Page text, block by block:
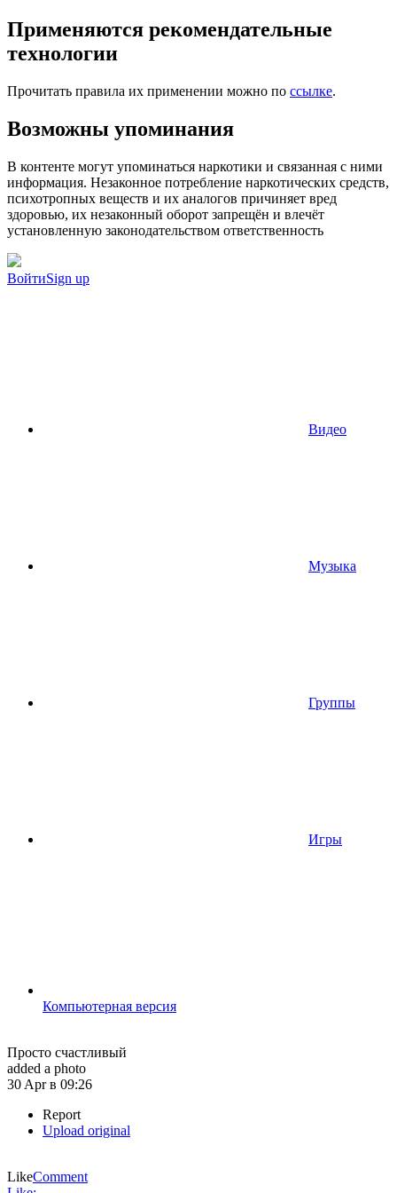
Применяются рекомендательные
технологии
Прочитать правила их применении можно по ссылке.
Возможны упоминания
В контенте могут упоминаться наркотики и связанная с ними
информация. Незаконное потребление наркотических средств,
психотропных веществ и их аналогов причиняет вред
здоровью, их незаконный оборот запрещён и влечёт
установленную законодательством ответственность
ВойтиSign up
Видео
Музыка
Группы
Игры
Компьютерная версия
Просто счастливый
added a photo
30 Apr в 09:26
Report
Upload original
LikeComment